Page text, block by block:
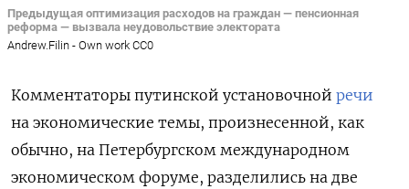
Предыдущая оптимизация расходов на граждан — пенсионная
реформа — вызвала неудовольствие электората
Andrew.Filin - Own work CC0
Комментаторы путинской установочной речи
на экономические темы, произнесенной, как
обычно, на Петербургском международном
экономическом форуме, разделились на две